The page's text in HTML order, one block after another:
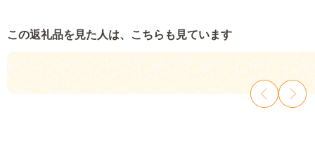
この返礼品を見た人は、こちらも見ています